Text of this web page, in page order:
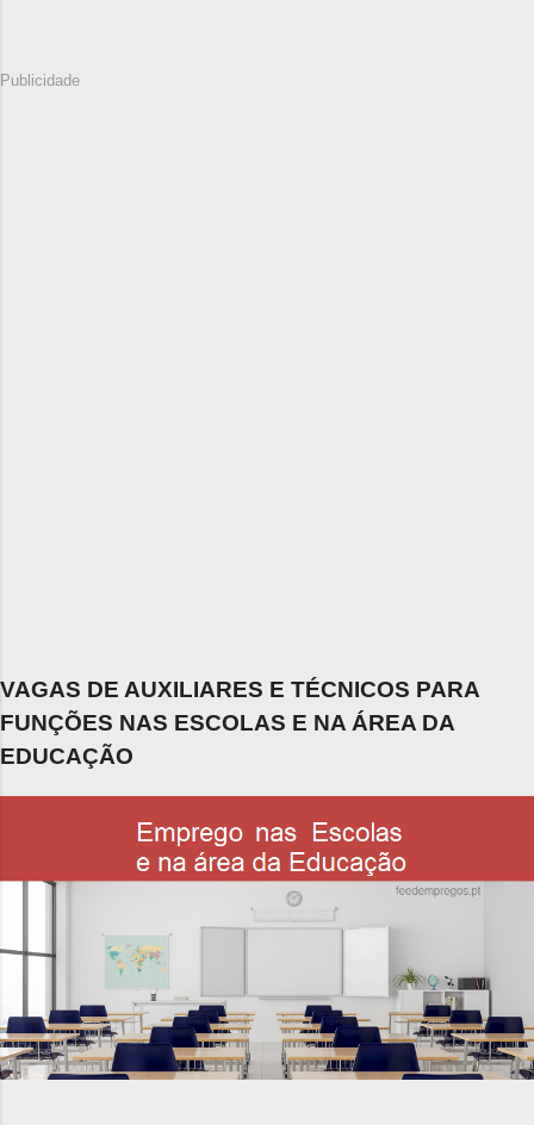
Publicidade
VAGAS DE AUXILIARES E TÉCNICOS PARA
FUNÇÕES NAS ESCOLAS E NA ÁREA DA
EDUCAÇÃO